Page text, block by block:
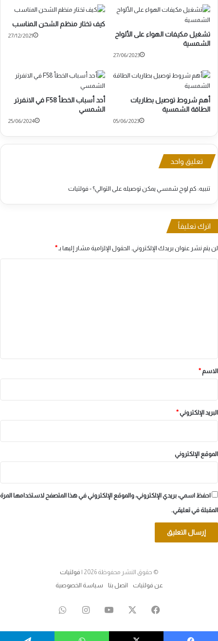
كيف تختار منظم الشحن المناسب
27/12/2021
تشغيل مكيفات الهواء على الألواح
الشمسية
27/06/2023
أحد أسباب الخطأ F58 في الانفرتر
الشمسي
25/06/2024
أهم شروط توصيل بطاريات
الطاقة الشمسية
05/06/2023
تعليق واحد
تنبيه: كم لوح شمسي يمكن توصيله على التوالي؟ - فولتيات
اترك تعليقاً
لن يتم نشر عنوان بريدك الإلكتروني. الحقول الإلزامية مشار إليها بـ*
*
الاسم *
البريد الإلكتروني*
الموقع الإلكتروني
احفظ اسمي، بريدي الإلكتروني، والموقع الإلكتروني في هذا المتصفح لاستخدامها المرة
المقبلة في تعليقي.
© حقوق النشر محفوظة 2026 |
فولتيات
عن فولتيات
اتصل بنا سياسة الخصوصية
فيسبوك ‫YouTubeانستقرامواتساب